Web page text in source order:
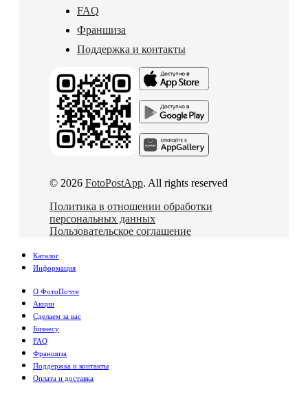
FAQ
Франшиза
Поддержка и контакты
© 2026 FotoPostApp. All rights reserved
Политика в отношении обработки
персональных данных
Пользовательское соглашение
Каталог
Информация
О ФотоПочте
Акции
Сделаем за вас
Бизнесу
FAQ
Франшиза
Поддержка и контакты
Оплата и доставка